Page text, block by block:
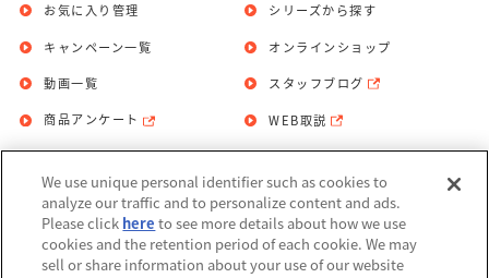
お気に入り管理 シリーズから探す
キャンペーン一覧
動画一覧
商品アンケート
オンラインショップ
スタッフブログ
WEB取説
お問い合わせ 個人情報保護方針
利用規約
Do Not Sell or Share My Personal
We use unique personal identifier such as cookies to
analyze our traffic and to personalize content and ads.
Please click here to see more details about how we use
cookies and the retention period of each cookie. We may
sell or share information about your use of our website